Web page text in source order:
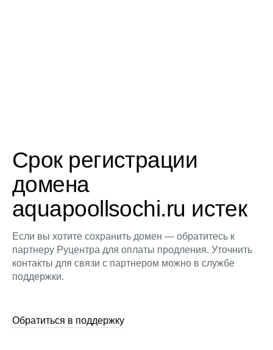
Срок регистрации
домена
aquapoollsochi.ru истек
Если вы хотите сохранить домен — обратитесь к
партнеру Руцентра для оплаты продления. Уточнить
контакты для связи с партнером можно в службе
поддержки.
Обратиться в поддержку